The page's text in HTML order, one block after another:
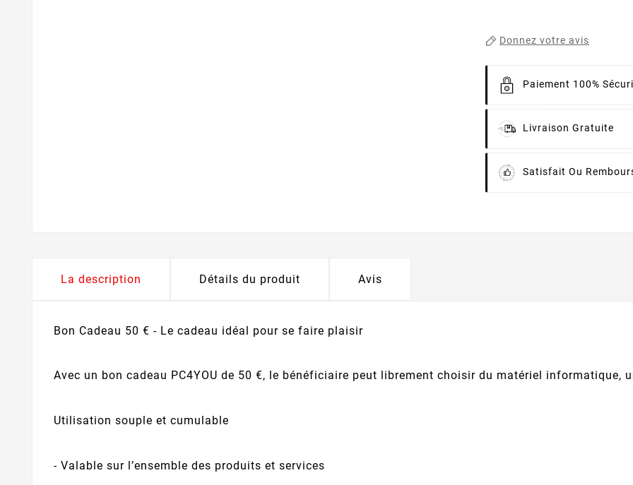
Donnez votre avis
Paiement 100%
Livraison Gratuite
Satisfait Ou
La description Détails du produit Avis
Bon Cadeau 50 € - Le cadeau idéal pour se faire plaisir
Avec un bon cadeau PC4YOU de 50 €, le bénéficiaire peut librement choisir du matériel informatique,
Utilisation souple et cumulable
- Valable sur l’ensemble des produits et services